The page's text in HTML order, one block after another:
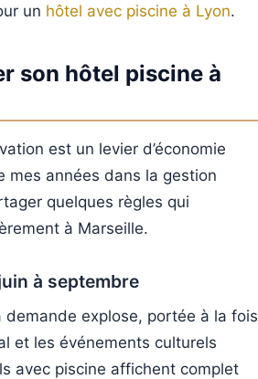
un hôtel avec piscine à Lyon.
son hôtel piscine à
est un levier d’économie
mes années dans la gestion
quelques règles qui
à Marseille.
à septembre
demande explose, portée à la fois
et les événements culturels
avec piscine affichent complet